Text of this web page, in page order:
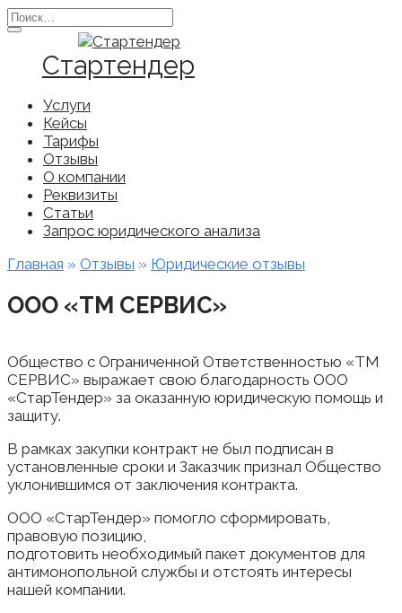
Перейти
к
содержанию
Search
for:
Стартендер
Услуги
Кейсы
Тарифы
Отзывы
О компании
Реквизиты
Статьи
Запрос юридического анализа
Главная » Отзывы » Юридические отзывы
ООО «ТМ СЕРВИС»
Общество с Ограниченной Ответственностью «ТМ
СЕРВИС» выражает свою благодарность ООО
«СтарТендер» за оказанную юридическую помощь и
защиту.
В рамках закупки контракт не был подписан в
установленные сроки и Заказчик признал Общество
уклонившимся от заключения контракта.
ООО «СтарТендер» помогло сформировать,
правовую позицию,
подготовить необходимый пакет документов для
антимонопольной службы и отстоять интересы
нашей компании.